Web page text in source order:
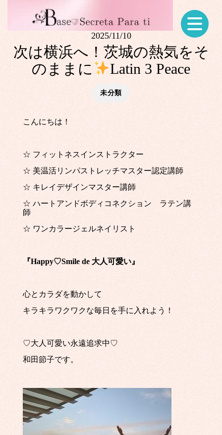
2025/11/10
次は横浜へ！茨城の熱気をそ
のままに
Latin 3 Peace
未分類
こんにちは！
☆ フィットネスインストラクター
☆ 美温活リンパストレッチマスター認定講師
☆ キレイデザインマスター講師
☆ ハートアンドボディコネクション ラテン講
師
☆ ワンカラージェルネイリスト
『Happy♡Smile de 大人可愛い』
心とカラダを動かして
キラキラワクワクな毎日を手に入れよう！
♡大人可愛い永遠追求中♡
和田節子です。